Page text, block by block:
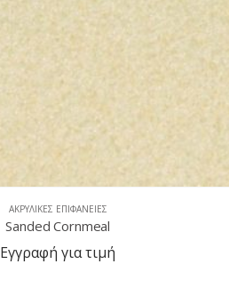
ΑΚΡΥΛΙΚΈΣ ΕΠΙΦΆΝΕΙΕΣ
Sanded Clay
Εγγραφή για τιμή